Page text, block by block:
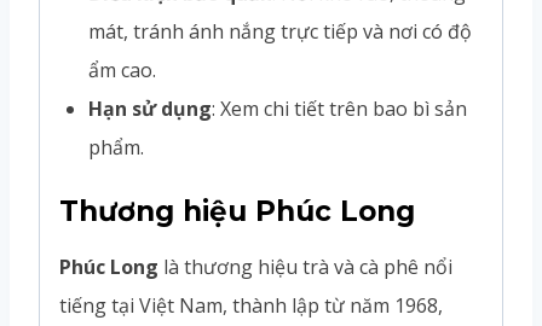
mát, tránh ánh nắng trực tiếp và nơi có độ
ẩm cao.
Hạn sử dụng: Xem chi tiết trên bao bì sản
phẩm.
Thương hiệu Phúc Long
Phúc Long là thương hiệu trà và cà phê nổi
tiếng tại Việt Nam, thành lập từ năm 1968,